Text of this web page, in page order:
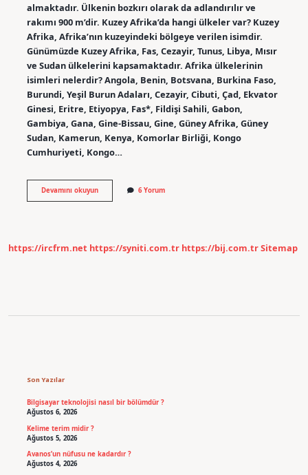
almaktadır. Ülkenin bozkırı olarak da adlandırılır ve
rakımı 900 m’dir. Kuzey Afrika’da hangi ülkeler var? Kuzey
Afrika, Afrika’nın kuzeyindeki bölgeye verilen isimdir.
Günümüzde Kuzey Afrika, Fas, Cezayir, Tunus, Libya, Mısır
ve Sudan ülkelerini kapsamaktadır. Afrika ülkelerinin
isimleri nelerdir? Angola, Benin, Botsvana, Burkina Faso,
Burundi, Yeşil Burun Adaları, Cezayir, Cibuti, Çad, Ekvator
Ginesi, Eritre, Etiyopya, Fas*, Fildişi Sahili, Gabon,
Gambiya, Gana, Gine-Bissau, Gine, Güney Afrika, Güney
Sudan, Kamerun, Kenya, Komorlar Birliği, Kongo
Cumhuriyeti, Kongo…
Devamını okuyunSouth
Africa
6 Yorum
https://ircfrm.net https://syniti.com.tr https://bij.com.trSitemap
Son Yazılar
Bilgisayar teknolojisi nasıl bir bölümdür ?
Ağustos 6, 2026
Kelime terim midir ?
Ağustos 5, 2026
Avanos’un nüfusu ne kadardır ?
Ağustos 4, 2026